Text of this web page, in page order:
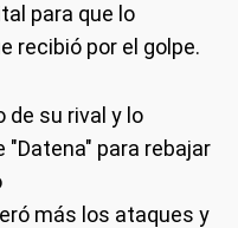
para que lo
recibió por el golpe.
de su rival y lo
"Datena" para rebajar
más los ataques y